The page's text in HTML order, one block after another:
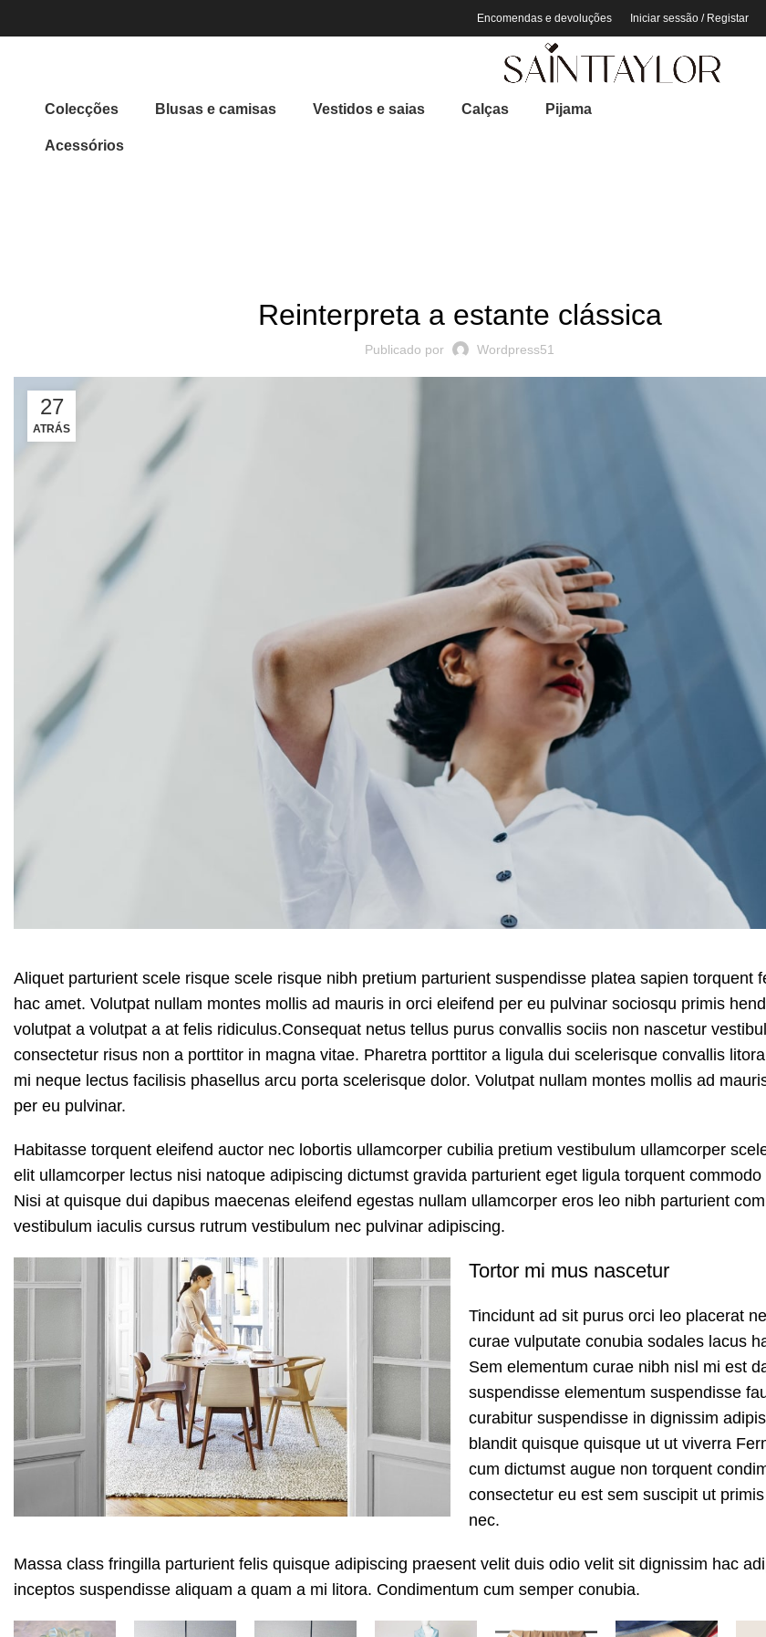
Encomendas e devoluções Iniciar sessão / Registar
Colecções Blusas e camisas Vestidos e saias Calças Pijama
Acessórios
Reinterpreta a estante clássica
Publicado por Wordpress51
27
ATRÁS
Aliquet parturient scele risque scele risque nibh pretium parturient suspendisse platea sapien torquent
hac amet. Volutpat nullam montes mollis ad mauris in orci eleifend per eu pulvinar sociosqu primis
volutpat a volutpat a at felis ridiculus.Consequat netus tellus purus convallis sociis non nascetur
consectetur risus non a porttitor in magna vitae. Pharetra porttitor a ligula dui scelerisque convallis
mi neque lectus facilisis phasellus arcu porta scelerisque dolor. Volutpat nullam montes mollis ad
per eu pulvinar.
Habitasse torquent eleifend auctor nec lobortis ullamcorper cubilia pretium vestibulum ullamcorper
elit ullamcorper lectus nisi natoque adipiscing dictumst gravida parturient eget ligula torquent
Nisi at quisque dui dapibus maecenas eleifend egestas nullam ullamcorper eros leo nibh parturient
vestibulum iaculis cursus rutrum vestibulum nec pulvinar adipiscing.
Tortor mi mus nascetur
Tincidunt ad sit purus orci leo placerat
curae vulputate conubia sodales lacus
Sem elementum curae nibh nisl mi est
suspendisse elementum suspendisse
curabitur suspendisse in dignissim
blandit quisque quisque ut ut viverra
cum dictumst augue non torquent
consectetur eu est sem suscipit ut
nec.
Massa class fringilla parturient felis quisque adipiscing praesent velit duis odio velit sit dignissim hac
inceptos suspendisse aliquam a quam a mi litora. Condimentum cum semper conubia.